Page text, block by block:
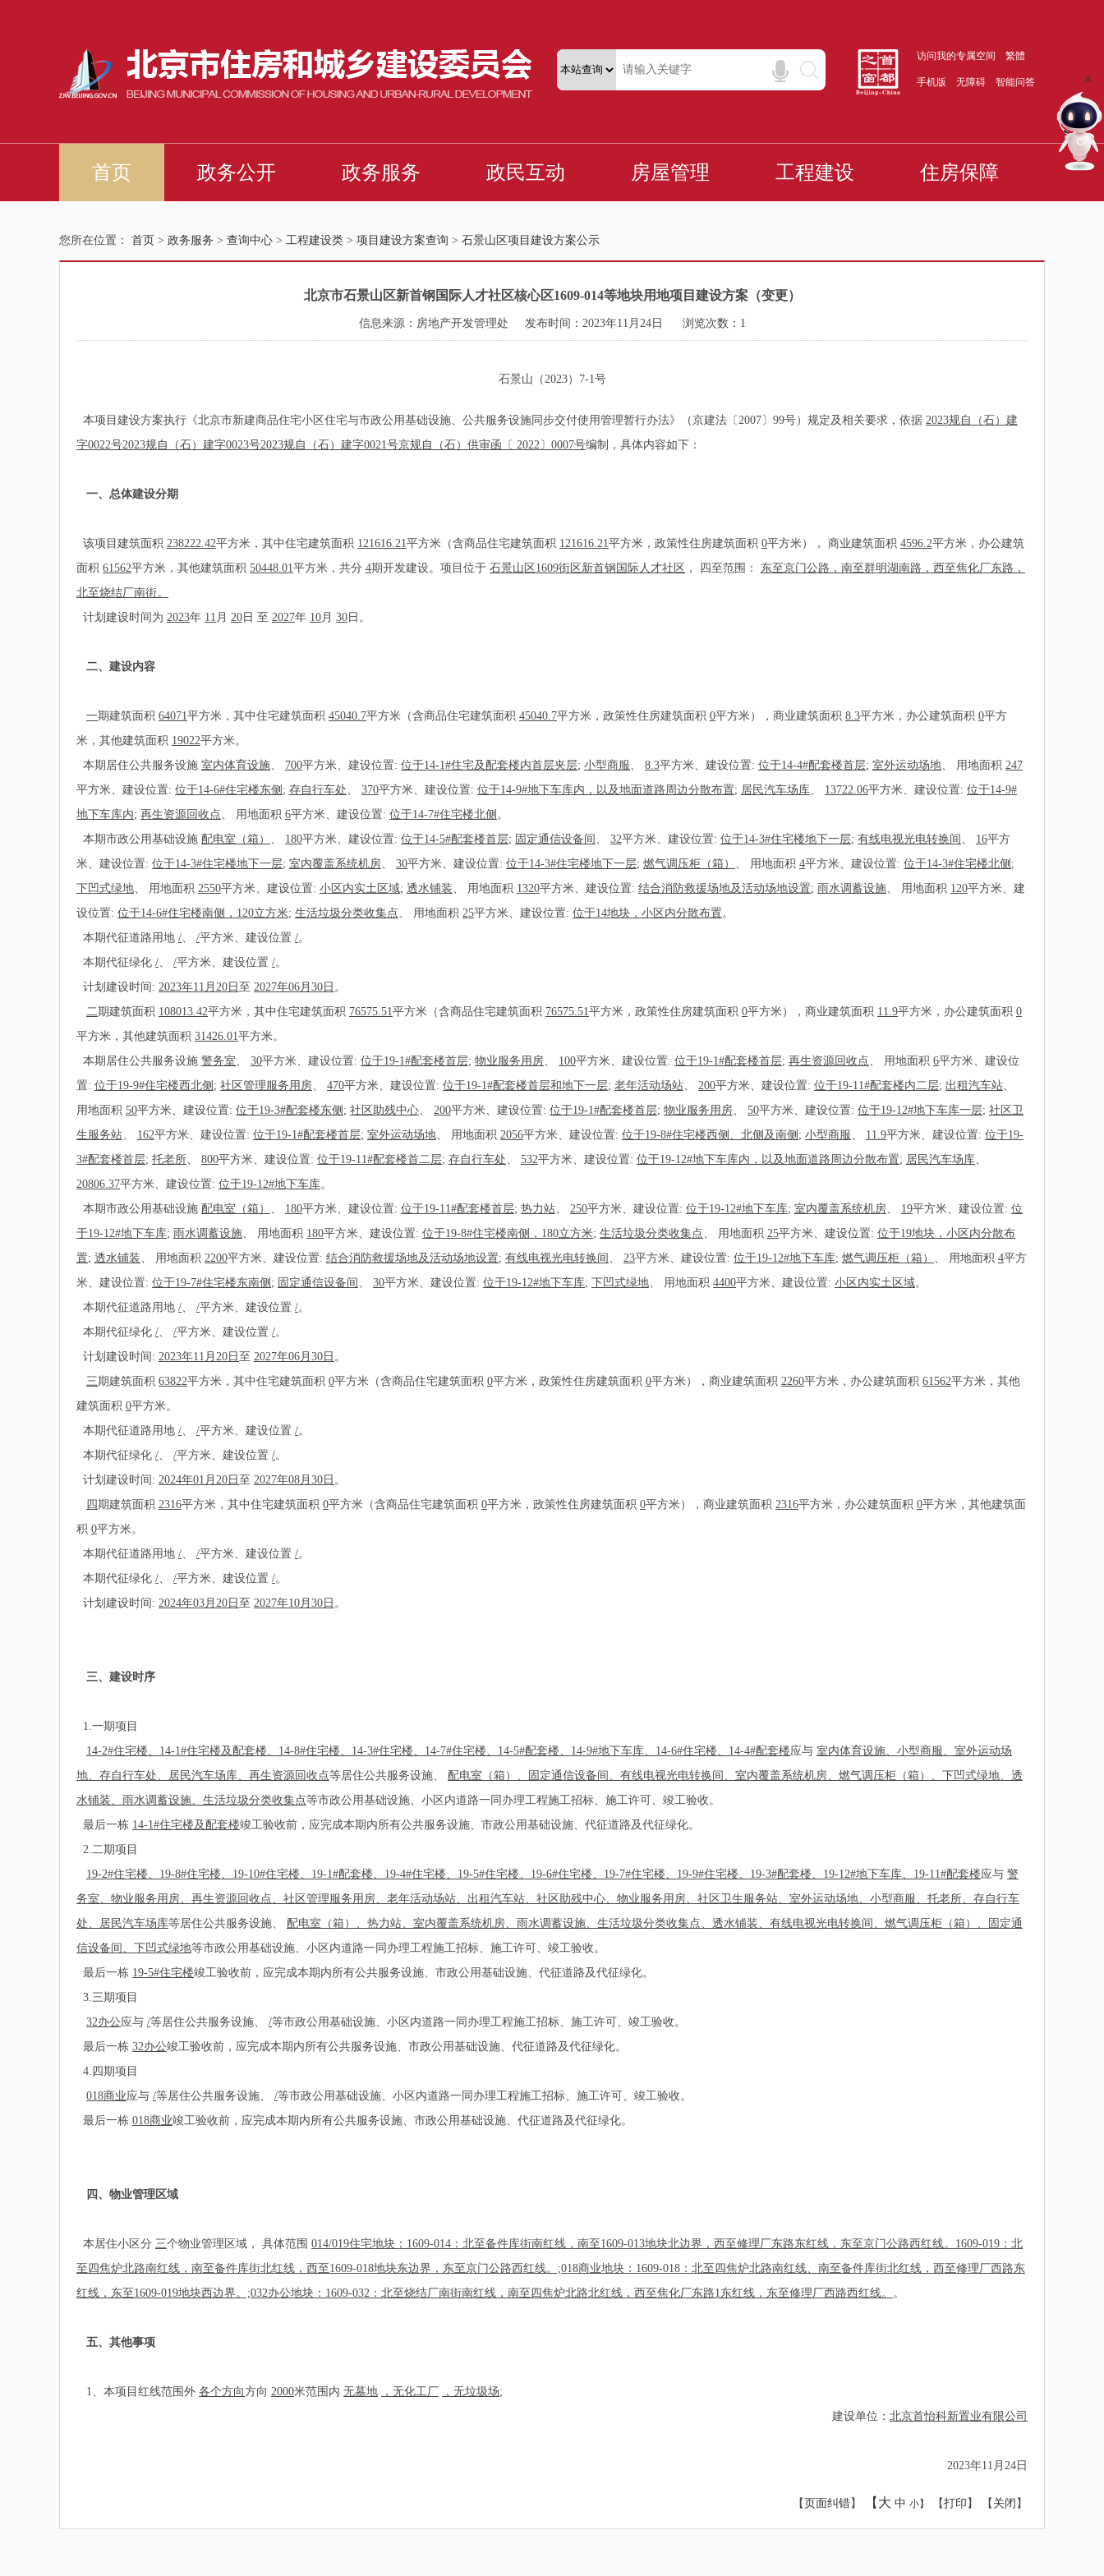
您所在位置： 首页 > 政务服务 > 查询中心 > 工程建设类 > 项目建设方案查询 > 石景山区项目建设方案公示
北京市石景山区新首钢国际人才社区核心区1609-014等地块用地项目建设方案（变更）
信息来源：房地产开发管理处 发布时间：2023年11月24日 浏览次数： 1
石景山（2023）7-1号
本项目建设方案执行《北京市新建商品住宅小区住宅与市政公用基础设施、公共服务设施同步交付使用管理暂行办法》（京建法〔2007〕99号）规定及相关要求，依据 2023规自（石）建
字0022号2023规自（石）建字0023号2023规自（石）建字0021号京规自（石）供审函〔 2022〕0007号编制，具体内容如下：
一、总体建设分期
该项目建筑面积 238222.42平方米，其中住宅建筑面积 121616.21平方米（含商品住宅建筑面积 121616.21平方米，政策性住房建筑面积 0平方米）， 商业建筑面积 4596.2平方米，办公建筑
面积 61562平方米，其他建筑面积 50448.01平方米，共分 4期开发建设。项目位于 石景山区1609街区新首钢国际人才社区 ， 四至范围： 东至京门公路，南至群明湖南路，西至焦化厂东路，
北至烧结厂南街。
计划建设时间为 2023年 11 月 20 日 至 2027年 10月 30 日。
二、建设内容
一期建筑面积 64071平方米，其中住宅建筑面积 45040.7平方米（含商品住宅建筑面积 45040.7平方米，政策性住房建筑面积 0平方米），商业建筑面积 8.3平方米，办公建筑面积 0平方
米，其他建筑面积 19022平方米。
本期居住公共服务设施 室内体育设施、 700平方米、建设位置: 位于14-1#住宅及配套楼内首层夹层; 小型商服、 8.3平方米、建设位置: 位于14-4#配套楼首层; 室外运动场地、 用地面积 247
平方米、建设位置: 位于14-6#住宅楼东侧 ; 存自行车处、 370平方米、建设位置: 位于14-9#地下车库内，以及地面道路周边分散布置; 居民汽车场库、 13722.06平方米、建设位置: 位于14-9#
地下车库内; 再生资源回收点、 用地面积 6平方米、建设位置: 位于14-7#住宅楼北侧 。
本期市政公用基础设施 配电室（箱） 、 180平方米、建设位置: 位于14-5#配套楼首层; 固定通信设备间 、 32平方米、建设位置: 位于14-3#住宅楼地下一层; 有线电视光电转换间 、 16平方
米、建设位置: 位于14-3#住宅楼地下一层; 室内覆盖系统机房、 30平方米、建设位置: 位于14-3#住宅楼地下一层; 燃气调压柜（箱） 、 用地面积 4平方米、建设位置: 位于14-3#住宅楼北侧 ;
下凹式绿地、 用地面积 2550平方米、建设位置: 小区内实土区域; 透水铺装、 用地面积 1320平方米、建设位置: 结合消防救援场地及活动场地设置; 雨水调蓄设施、 用地面积 120平方米、建
设位置: 位于14-6#住宅楼南侧，120立方米; 生活垃圾分类收集点、 用地面积 25平方米、建设位置: 位于14地块，小区内分散布置。
本期代征道路用地 /、 /平方米、建设位置 /。
本期代征绿化 /、 /平方米、建设位置 /。
计划建设时间: 2023年11月20日 至 2027年06月30日 。
二期建筑面积 108013.42平方米，其中住宅建筑面积 76575.51平方米（含商品住宅建筑面积 76575.51平方米，政策性住房建筑面积 0平方米），商业建筑面积 11.9平方米，办公建筑面积 0
平方米，其他建筑面积 31426.01平方米。
本期居住公共服务设施 警务室、 30平方米、建设位置: 位于19-1#配套楼首层; 物业服务用房、 100平方米、建设位置: 位于19-1#配套楼首层; 再生资源回收点、 用地面积 6平方米、建设位
置: 位于19-9#住宅楼西北侧 ; 社区管理服务用房、 470平方米、建设位置: 位于19-1#配套楼首层和地下一层; 老年活动场站、 200平方米、建设位置: 位于19-11#配套楼内二层; 出租汽车站、
用地面积 50平方米、建设位置: 位于19-3#配套楼东侧 ; 社区助残中心、 200平方米、建设位置: 位于19-1#配套楼首层; 物业服务用房、 50平方米、建设位置: 位于19-12#地下车库一层; 社区卫
生服务站、 162平方米、建设位置: 位于19-1#配套楼首层; 室外运动场地、 用地面积 2056平方米、建设位置: 位于19-8#住宅楼西侧、北侧及南侧 ; 小型商服、 11.9平方米、建设位置: 位于19-
3#配套楼首层; 托老所、 800平方米、建设位置: 位于19-11#配套楼首二层; 存自行车处、 532平方米、建设位置: 位于19-12#地下车库内，以及地面道路周边分散布置; 居民汽车场库、
20806.37平方米、建设位置: 位于19-12#地下车库。
本期市政公用基础设施 配电室（箱） 、 180平方米、建设位置: 位于19-11#配套楼首层; 热力站、 250平方米、建设位置: 位于19-12#地下车库; 室内覆盖系统机房、 19平方米、建设位置: 位
于19-12#地下车库; 雨水调蓄设施、 用地面积 180平方米、建设位置: 位于19-8#住宅楼南侧，180立方米; 生活垃圾分类收集点、 用地面积 25平方米、建设位置: 位于19地块，小区内分散布
置; 透水铺装、 用地面积 2200平方米、建设位置: 结合消防救援场地及活动场地设置; 有线电视光电转换间 、 23平方米、建设位置: 位于19-12#地下车库; 燃气调压柜（箱） 、 用地面积 4平方
米、建设位置: 位于19-7#住宅楼东南侧 ; 固定通信设备间 、 30平方米、建设位置: 位于19-12#地下车库; 下凹式绿地、 用地面积 4400平方米、建设位置: 小区内实土区域。
本期代征道路用地 /、 /平方米、建设位置 /。
本期代征绿化 /、 /平方米、建设位置 /。
计划建设时间: 2023年11月20日 至 2027年06月30日 。
三期建筑面积 63822平方米，其中住宅建筑面积 0平方米（含商品住宅建筑面积 0平方米，政策性住房建筑面积 0平方米），商业建筑面积 2260平方米，办公建筑面积 61562平方米，其他
建筑面积 0平方米。
本期代征道路用地 /、 /平方米、建设位置 /。
本期代征绿化 /、 /平方米、建设位置 /。
计划建设时间: 2024年01月20日 至 2027年08月30日 。
四期建筑面积 2316平方米，其中住宅建筑面积 0平方米（含商品住宅建筑面积 0平方米，政策性住房建筑面积 0平方米），商业建筑面积 2316平方米，办公建筑面积 0平方米，其他建筑面
积 0平方米。
本期代征道路用地 /、 /平方米、建设位置 /。
本期代征绿化 /、 /平方米、建设位置 /。
计划建设时间: 2024年03月20日 至 2027年10月30日 。
三、建设时序
1.一期项目
14-2#住宅楼、14-1#住宅楼及配套楼、14-8#住宅楼、14-3#住宅楼、14-7#住宅楼、14-5#配套楼、14-9#地下车库、14-6#住宅楼、14-4#配套楼应与 室内体育设施、小型商服、室外运动场
地、存自行车处、居民汽车场库、再生资源回收点等居住公共服务设施、 配电室（箱）、固定通信设备间、有线电视光电转换间、室内覆盖系统机房、燃气调压柜（箱）、下凹式绿地、透
水铺装、雨水调蓄设施、生活垃圾分类收集点等市政公用基础设施、小区内道路一同办理工程施工招标、施工许可、竣工验收。
最后一栋 14-1#住宅楼及配套楼竣工验收前，应完成本期内所有公共服务设施、市政公用基础设施、代征道路及代征绿化。
2.二期项目
19-2#住宅楼、19-8#住宅楼、19-10#住宅楼、19-1#配套楼、19-4#住宅楼、19-5#住宅楼、19-6#住宅楼、19-7#住宅楼、19-9#住宅楼、19-3#配套楼、19-12#地下车库、19-11#配套楼应与 警
务室、物业服务用房、再生资源回收点、社区管理服务用房、老年活动场站、出租汽车站、社区助残中心、物业服务用房、社区卫生服务站、室外运动场地、小型商服、托老所、存自行车
处、居民汽车场库等居住公共服务设施、 配电室（箱）、热力站、室内覆盖系统机房、雨水调蓄设施、生活垃圾分类收集点、透水铺装、有线电视光电转换间、燃气调压柜（箱）、固定通
信设备间、下凹式绿地等市政公用基础设施、小区内道路一同办理工程施工招标、施工许可、竣工验收。
最后一栋 19-5#住宅楼竣工验收前，应完成本期内所有公共服务设施、市政公用基础设施、代征道路及代征绿化。
3.三期项目
32办公应与 /等居住公共服务设施、 /等市政公用基础设施、小区内道路一同办理工程施工招标、施工许可、竣工验收。
最后一栋 32办公竣工验收前，应完成本期内所有公共服务设施、市政公用基础设施、代征道路及代征绿化。
4.四期项目
018商业应与 /等居住公共服务设施、 /等市政公用基础设施、小区内道路一同办理工程施工招标、施工许可、竣工验收。
最后一栋 018商业竣工验收前，应完成本期内所有公共服务设施、市政公用基础设施、代征道路及代征绿化。
四、物业管理区域
本居住小区分 三个物业管理区域， 具体范围 014/019住宅地块：1609-014：北至备件库街南红线，南至1609-013地块北边界，西至修理厂东路东红线，东至京门公路西红线。1609-019：北
至四焦炉北路南红线，南至备件库街北红线，西至1609-018地块东边界，东至京门公路西红线。;018商业地块：1609-018：北至四焦炉北路南红线、南至备件库街北红线，西至修理厂西路东
红线，东至1609-019地块西边界。;032办公地块：1609-032：北至烧结厂南街南红线，南至四焦炉北路北红线，西至焦化厂东路1东红线，东至修理厂西路西红线。 。
五、其他事项
1、本项目红线范围外 各个方向方向 2000米范围内 无墓地 ，无化工厂 ，无垃圾场;
建设单位： 北京首怡科新置业有限公司
2023年11月24日
【页面纠错】 【大 中 小】 【打印 】 【 关闭 】